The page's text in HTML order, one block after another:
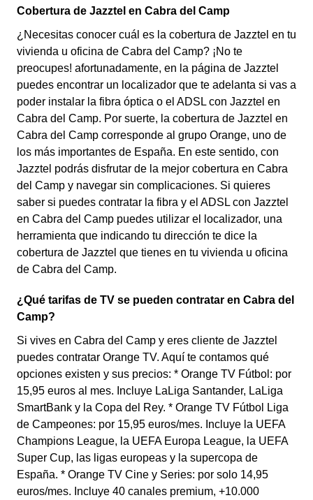
Cobertura de Jazztel en Cabra del Camp
¿Necesitas conocer cuál es la cobertura de Jazztel en tu
vivienda u oficina de Cabra del Camp? ¡No te
preocupes! afortunadamente, en la página de Jazztel
puedes encontrar un localizador que te adelanta si vas a
poder instalar la fibra óptica o el ADSL con Jazztel en
Cabra del Camp. Por suerte, la cobertura de Jazztel en
Cabra del Camp corresponde al grupo Orange, uno de
los más importantes de España. En este sentido, con
Jazztel podrás disfrutar de la mejor cobertura en Cabra
del Camp y navegar sin complicaciones. Si quieres
saber si puedes contratar la fibra y el ADSL con Jazztel
en Cabra del Camp puedes utilizar el localizador, una
herramienta que indicando tu dirección te dice la
cobertura de Jazztel que tienes en tu vivienda u oficina
de Cabra del Camp.
¿Qué tarifas de TV se pueden contratar en Cabra del
Camp?
Si vives en Cabra del Camp y eres cliente de Jazztel
puedes contratar Orange TV. Aquí te contamos qué
opciones existen y sus precios: * Orange TV Fútbol: por
15,95 euros al mes. Incluye LaLiga Santander, LaLiga
SmartBank y la Copa del Rey. * Orange TV Fútbol Liga
de Campeones: por 15,95 euros/mes. Incluye la UEFA
Champions League, la UEFA Europa League, la UEFA
Super Cup, las ligas europeas y la supercopa de
España. * Orange TV Cine y Series: por solo 14,95
euros/mes. Incluye 40 canales premium, +10.000